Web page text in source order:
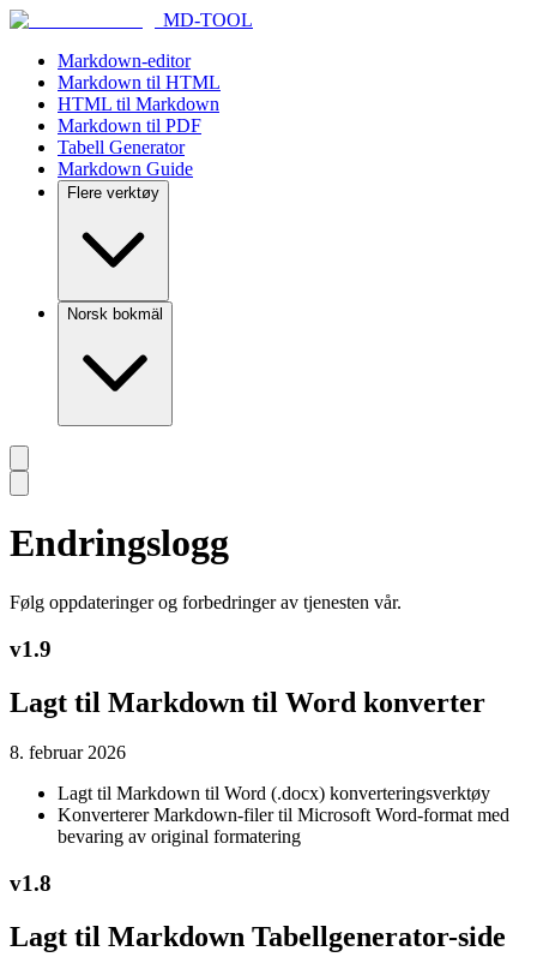
MD-TOOL
Markdown-editor
Markdown til HTML
HTML til Markdown
Markdown til PDF
Tabell Generator
Markdown Guide
Flere verktøy
Norsk bokmäl
Endringslogg
Følg oppdateringer og forbedringer av tjenesten vår.
v1.9
Lagt til Markdown til Word konverter
8. februar 2026
Lagt til Markdown til Word (.docx) konverteringsverktøy
Konverterer Markdown-filer til Microsoft Word-format med
bevaring av original formatering
v1.8
Lagt til Markdown Tabellgenerator-side